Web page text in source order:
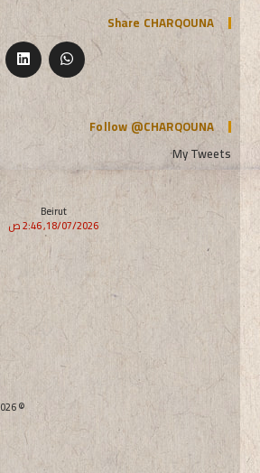
Share CHARQOUNA
Follow @CHARQOUNA
My Tweets
Beirut
18/07/2026, 2:46 ص
© 2026 Powered by Open-Meteo